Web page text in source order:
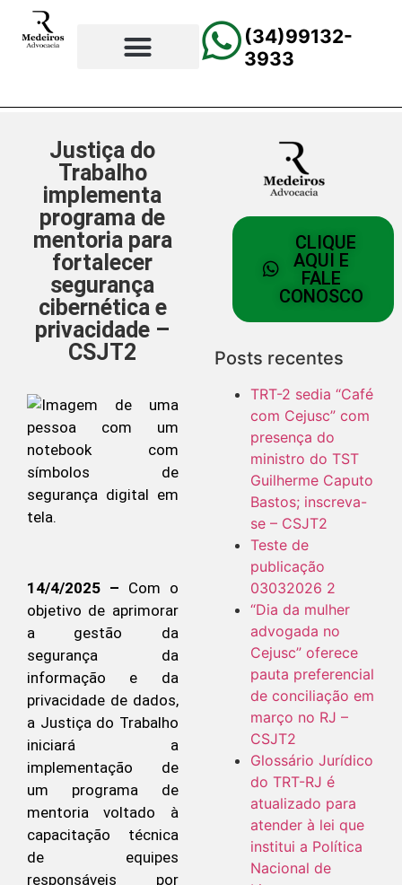
(34)99132-
3933
Justiça do
Trabalho
implementa
programa de
mentoria para
fortalecer
segurança
cibernética e
privacidade –
CSJT2
14/4/2025 – Com o
objetivo de aprimorar
a gestão da
segurança da
informação e da
privacidade de dados,
a Justiça do Trabalho
iniciará a
implementação de
um programa de
mentoria voltado à
capacitação técnica
de equipes
responsáveis por
CLIQUE
AQUI E
FALE
CONOSCO
Posts recentes
TRT-2 sedia “Café
com Cejusc” com
presença do
ministro do TST
Guilherme Caputo
Bastos; inscreva-
se – CSJT2
Teste de
publicação
03032026 2
“Dia da mulher
advogada no
Cejusc” oferece
pauta preferencial
de conciliação em
março no RJ –
CSJT2
Glossário Jurídico
do TRT-RJ é
atualizado para
atender à lei que
institui a Política
Nacional de